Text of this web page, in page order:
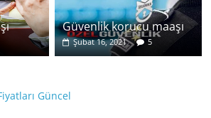
Güvenlik korucu maaşı
Şubat 16, 2021 5
Güncel